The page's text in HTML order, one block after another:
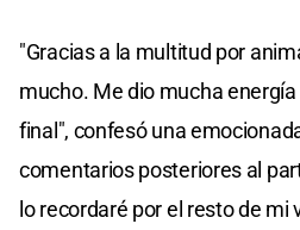
"Gracias a la multitud por
mucho. Me dio mucha
final", confesó una
comentarios posteriores al
lo recordaré por el resto de mi